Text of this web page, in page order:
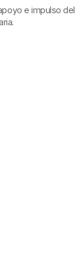
e impulso del